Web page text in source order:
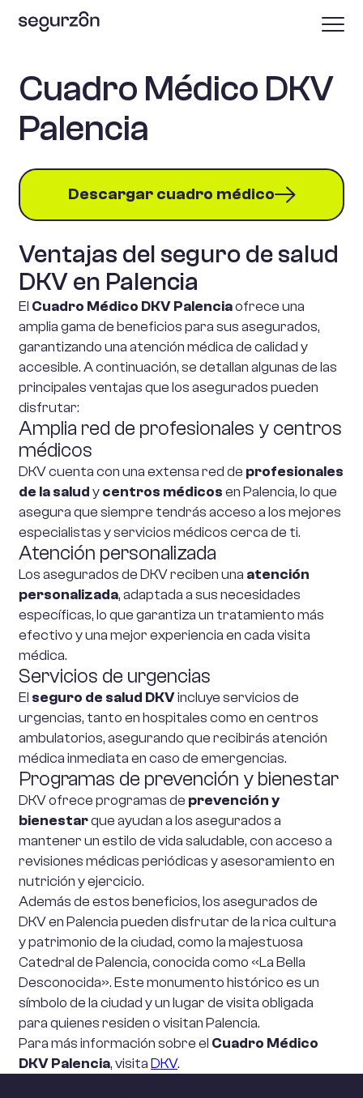
Cuadro Médico DKV
Palencia
Descargar cuadro médico
Ventajas del seguro de salud
DKV en Palencia
El Cuadro Médico DKV Palenciaofrece una
amplia gama de beneficios para sus asegurados,
garantizando una atención médica de calidad y
accesible. A continuación, se detallan algunas de las
principales ventajas que los asegurados pueden
disfrutar:
Amplia red de profesionales y centros
médicos
DKV cuenta con una extensa red de profesionales
de la saludycentros médicosen Palencia, lo que
asegura que siempre tendrás acceso a los mejores
especialistas y servicios médicos cerca de ti.
Atención personalizada
Los asegurados de DKV reciben una atención
personalizada, adaptada a sus necesidades
específicas, lo que garantiza un tratamiento más
efectivo y una mejor experiencia en cada visita
médica.
Servicios de urgencias
El seguro de salud DKVincluye servicios de
urgencias, tanto en hospitales como en centros
ambulatorios, asegurando que recibirás atención
médica inmediata en caso de emergencias.
Programas de prevención y bienestar
DKV ofrece programas de prevención y
bienestarque ayudan a los asegurados a
mantener un estilo de vida saludable, con acceso a
revisiones médicas periódicas y asesoramiento en
nutrición y ejercicio.
Además de estos beneficios, los asegurados de
DKV en Palencia pueden disfrutar de la rica cultura
y patrimonio de la ciudad, como la majestuosa
Catedral de Palencia, conocida como «La Bella
Desconocida». Este monumento histórico es un
símbolo de la ciudad y un lugar de visita obligada
para quienes residen o visitan Palencia.
Para más información sobre el Cuadro Médico
DKV Palencia, visitaDKV.